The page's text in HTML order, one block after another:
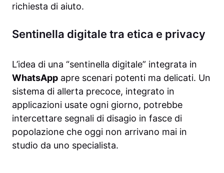
richiesta di aiuto.
Sentinella digitale tra etica e privacy
L’idea di una “sentinella digitale” integrata in
WhatsApp apre scenari potenti ma delicati. Un
sistema di allerta precoce, integrato in
applicazioni usate ogni giorno, potrebbe
intercettare segnali di disagio in fasce di
popolazione che oggi non arrivano mai in
studio da uno specialista.